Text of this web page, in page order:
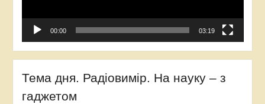
00:00 03:19
Тема дня. Радіовимір. На науку – з
гаджетом